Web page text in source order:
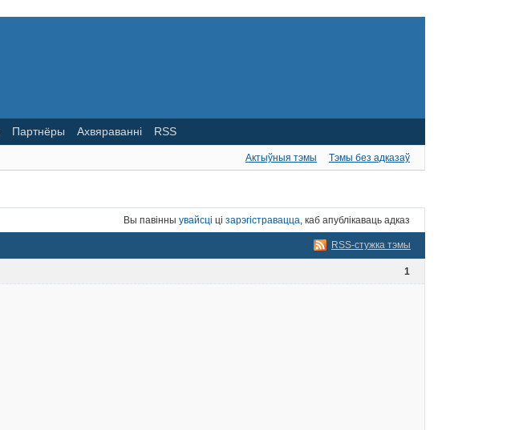
Партнёры Ахвяраванні RSS
Актыўныя тэмы Тэмы без адказаў
Вы павінны увайсці ці зарэгістравацца , каб апублікаваць адказ
RSS-стужка тэмы
1